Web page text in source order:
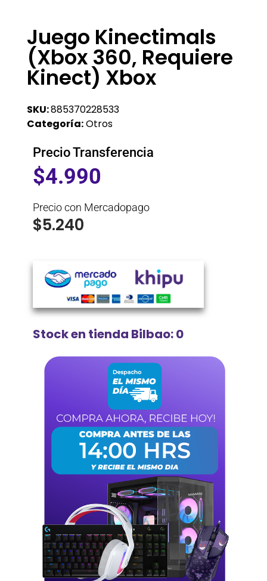
Juego Kinectimals
(Xbox 360, Requiere
Kinect) Xbox
SKU:885370228533
Categoría:Otros
Precio Transferencia
$4.990
Precio con Mercadopago
$5.240
Stock en tienda Bilbao: 0